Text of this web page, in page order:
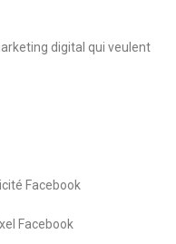
digital qui veulent
Facebook
Facebook